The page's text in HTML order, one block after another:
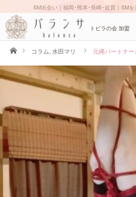
SM出会い｜福岡･熊本･長崎･佐賀｜SM
トビラの会 加盟
ホームコラム, 水田マリ 元縄パートナ